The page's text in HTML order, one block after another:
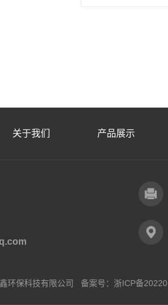
关于我们 产品展示
环保科技有限公司 备案号： 浙ICP备